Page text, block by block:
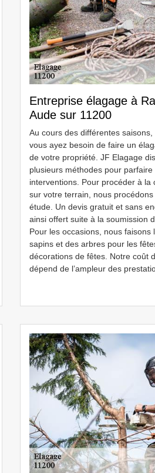
Entreprise élagage à
Aude sur 11200
Au cours des différentes
vous ayez besoin de faire un
de votre propriété. JF Elagage
plusieurs méthodes pour parfaire
interventions. Pour procéder à la
sur votre terrain, nous
étude. Un devis gratuit et sans
ainsi offert suite à la soumission
Pour les occasions, nous faisons
sapins et des arbres pour les
décorations de fêtes. Notre coût
dépend de l’ampleur des